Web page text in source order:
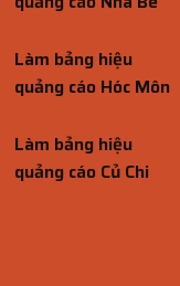
Làm bảng hiệu
quảng cáo Hóc Môn
Làm bảng hiệu
quảng cáo Củ Chi